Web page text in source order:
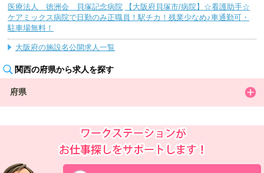
医療法人 徳洲会 貝塚記念病院
【大阪府貝塚市/病院】☆看護助手☆
ケアミックス病院で日勤のみ正職員！駅チカ！残業少なめ♪車通勤可・
駐車場無料！
大阪府の施設名公開求人一覧
関西の府県から求人を探す
府県